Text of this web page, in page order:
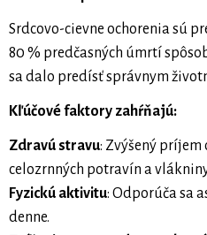
Srdcovo-cievne ochorenia sú
80 % predčasných úmrtí
sa dalo predísť správnym
Kľúčové faktory zahŕňajú:
Zdravú stravu: Zvýšený príjem
celozrnných potravín a
Fyzickú aktivitu: Odporúča sa
denne.